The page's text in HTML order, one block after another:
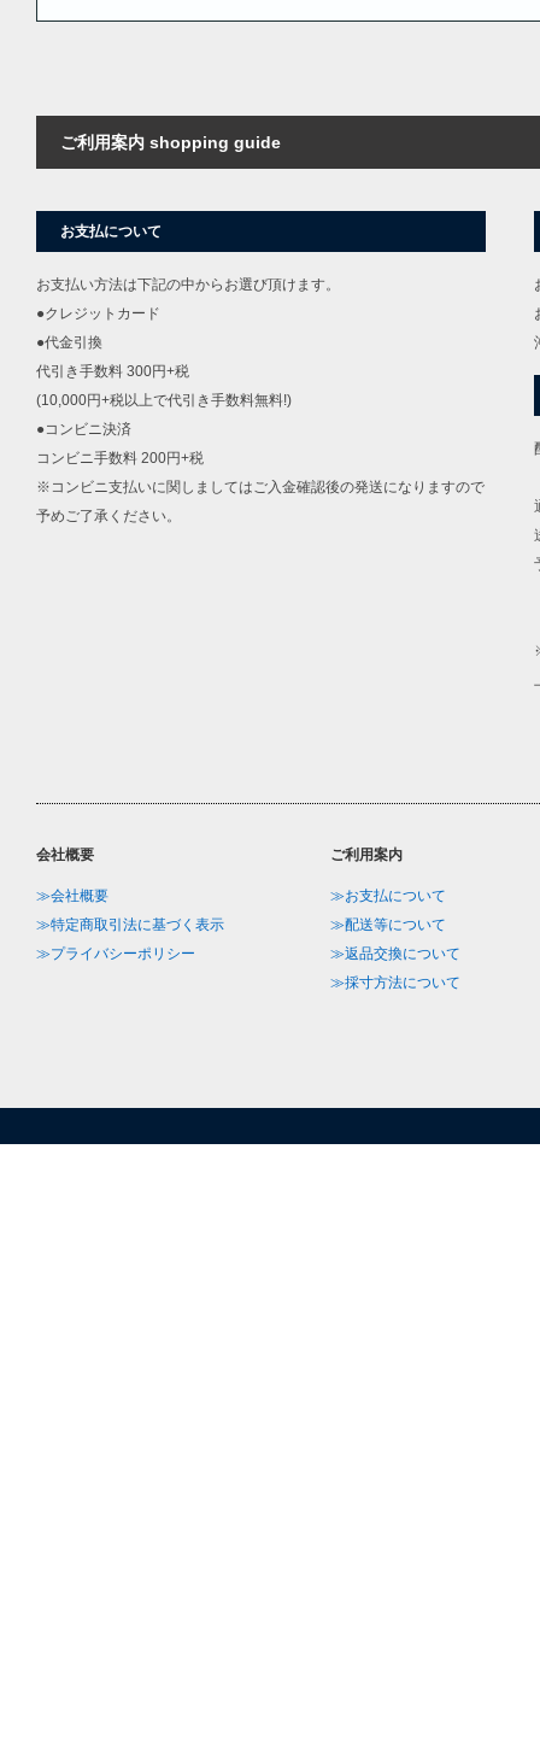
ご利用案内 shopping guide
お支払について
お支払い方法は下記の中からお選び頂けます。
●クレジットカード
●代金引換
代引き手数料 300円+税
(10,000円+税以上で代引き手数料無料!)
●コンビニ決済
コンビニ手数料 200円+税
※コンビニ支払いに関しましてはご入金確認後の発送になりますので
予めご了承ください。
会社概要
≫会社概要
≫特定商取引法に基づく表示
≫プライバシーポリシー
ご利用案内
≫お支払について
≫配送等について
≫返品交換について
≫採寸方法について